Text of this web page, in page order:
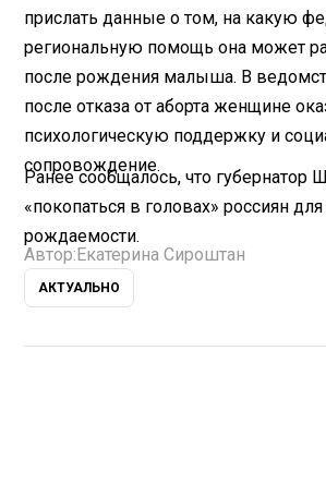
прислать данные о том, на какую
региональную помощь она может
после рождения малыша. В
после отказа от аборта женщине
психологическую поддержку и
сопровождение.
Ранее сообщалось, что губернатор
«покопаться в головах» россиян для
рождаемости.
Автор:Екатерина Сироштан
АКТУАЛЬНО